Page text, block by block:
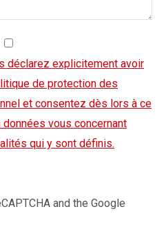
déclarez explicitement avoir
de protection des
et consentez dès lors à ce
vous concernant
qui y sont définis.
and the Google